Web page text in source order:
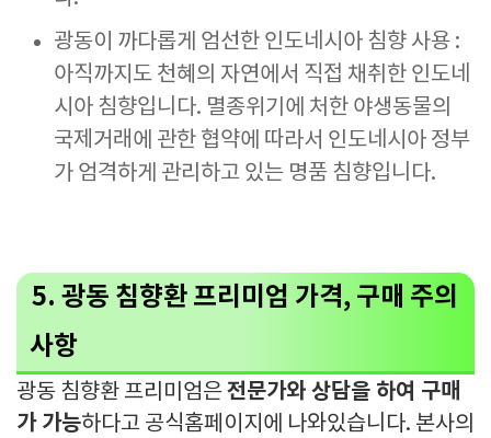
광동이 까다롭게 엄선한 인도네시아 침향 사용 :
아직까지도 천혜의 자연에서 직접 채취한 인도네
시아 침향입니다. 멸종위기에 처한 야생동물의
국제거래에 관한 협약에 따라서 인도네시아 정부
가 엄격하게 관리하고 있는 명품 침향입니다.
5. 광동 침향환 프리미엄 가격, 구매 주의
사항
광동 침향환 프리미엄은전문가와 상담을 하여 구매
가 가능하다고 공식홈페이지에 나와있습니다. 본사의